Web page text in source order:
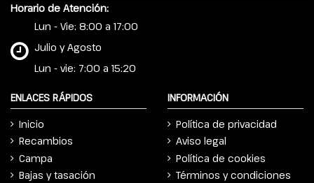
Horario de Atención:
Lun - Vie: 8:00 a 17:00
Julio y Agosto
Lun - vie: 7:00 a 15:20
ENLACES RÁPIDOS
Inicio
Recambios
Campa
Bajas y tasación
INFORMACIÓN
Política de privacidad
Aviso legal
Política de cookies
Términos y condiciones